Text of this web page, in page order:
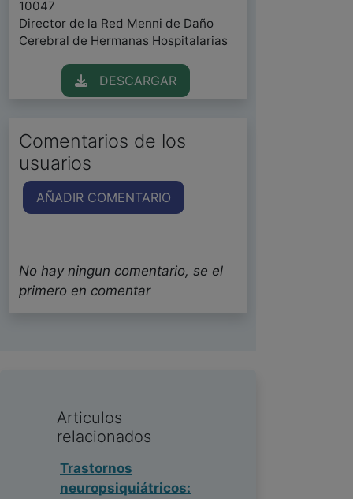
10047
Director de la Red Menni de Daño
Cerebral de Hermanas Hospitalarias
DESCARGAR
Comentarios de los
usuarios
AÑADIR COMENTARIO
No hay ningun comentario, se el
primero en comentar
Articulos
relacionados
Trastornos
neuropsiquiátricos: